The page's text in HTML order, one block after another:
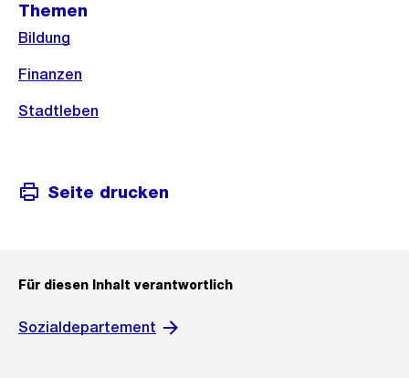
Informationen
Themen
Bildung
Finanzen
Stadtleben
Seite drucken
Für diesen Inhalt verantwortlich
Sozialdepartement